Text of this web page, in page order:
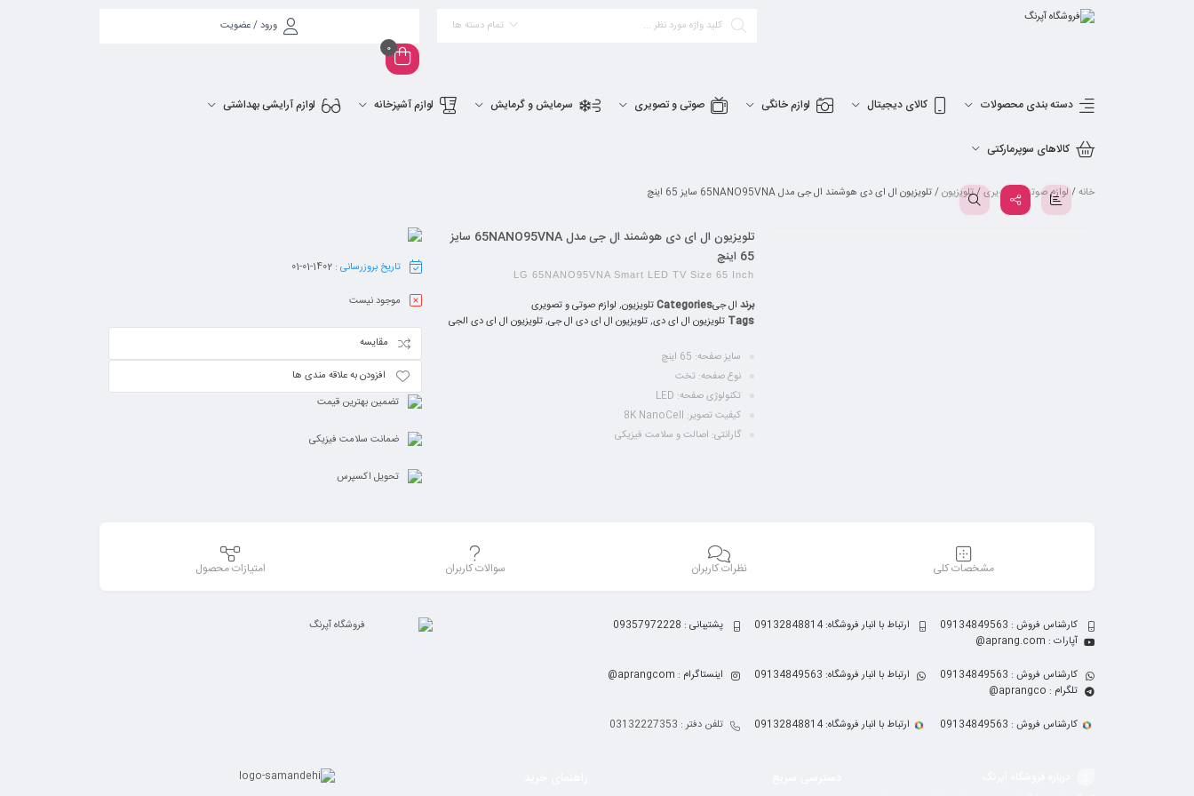
تمام دسته ها ورود / عضویت
0
دسته بندی محصولات کالای دیجیتال لوازم خانگی صوتی و تصویری سرمایش و گرمایش لوازم آشپزخانه لوازم آرایشی بهداشتی
کالاهای سوپرمارکتی
خانه/لوازم صوتی و تصویری/تلویزیون/ تلویزیون ال ای دی هوشمند ال جی مدل 65NANO95VNA سایز 65 اینچ
تلویزیون ال ای دی هوشمند ال جی مدل 65NANO95VNA سایز
65 اینچ
LG 65NANO95VNA Smart LED TV Size 65 Inch
برند ال جیCategoriesتلویزیون, لوازم صوتی و تصویری
Tags تلویزیون ال ای دی,تلویزیون ال ای دی ال جی,تلویزیون ال ای دی الجی
سایز صفحه: 65 اینچ
نوع صفحه: تخت
تکنولوژی صفحه: LED
کیفیت تصویر: 8K NanoCell
گارانتی: اصالت و سلامت فیزیکی
تاریخ بروزرسانی : 1402-01-01
موجود نیست
مقایسه
افزودن به علاقه مندی ها
تضمین بهترین قیمت
ضمانت سلامت فیزیکی
تحویل اکسپرس
مشخصات کلی نظرات کاربران سوالات کاربران امتیازات محصول
کارشناس فروش : 09134849563 ارتباط با انبار فروشگاه: 09132848814
پشتیبانی : 09357972228
آپارات : aprang.com@
کارشناس فروش : 09134849563 ارتباط با انبار فروشگاه: 09134849563
اینستاگرام : aprangcom@
تلگرام : aprangco@
کارشناس فروش : 09134849563 ارتباط با انبار فروشگاه: 09132848814 تلفن دفتر : 03132227353